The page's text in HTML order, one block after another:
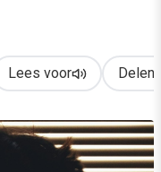
Lees voor Delen